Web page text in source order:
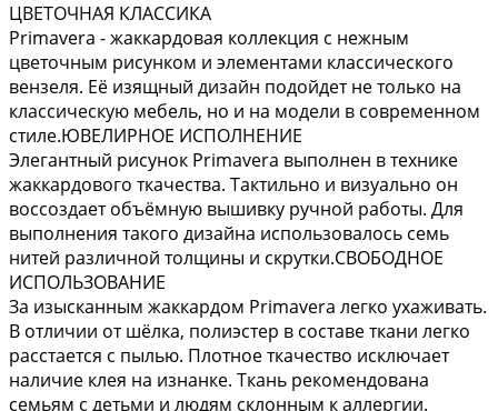
ЦВЕТОЧНАЯ КЛАССИКА
Primavera - жаккардовая коллекция с нежным
цветочным рисунком и элементами классического
вензеля. Её изящный дизайн подойдет не только на
классическую мебель, но и на модели в современном
стиле.ЮВЕЛИРНОЕ ИСПОЛНЕНИЕ
Элегантный рисунок Primavera выполнен в технике
жаккардового ткачества. Тактильно и визуально он
воссоздает объёмную вышивку ручной работы. Для
выполнения такого дизайна использовалось семь
нитей различной толщины и скрутки.СВОБОДНОЕ
ИСПОЛЬЗОВАНИЕ
За изысканным жаккардом Primavera легко ухаживать.
В отличии от шёлка, полиэстер в составе ткани легко
расстается с пылью. Плотное ткачество исключает
наличие клея на изнанке. Ткань рекомендована
семьям с детьми и людям склонным к аллергии.